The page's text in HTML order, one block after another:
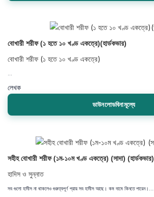
বোখারী শরীফ (১ হতে ১০ খণ্ড একত্রে)(হার্ডকভার)
বোখারী শরীফ (১ হতে ১০ খণ্ড একত্রে)
...
লেখক
ডাউনলোডবিনামূল্যে
সহীহ বোখারী শরীফ (১ম-১০ম খণ্ড একত্রে) (সাদা) (হার্ডকভার)
হাদিস ও সুন্নাত
সব গুলো হাদীস না থাকলেও গুরুত্বপূর্ণ প্রায় সব হাদীস আছে। কম দামে কিনতে পারেন।....